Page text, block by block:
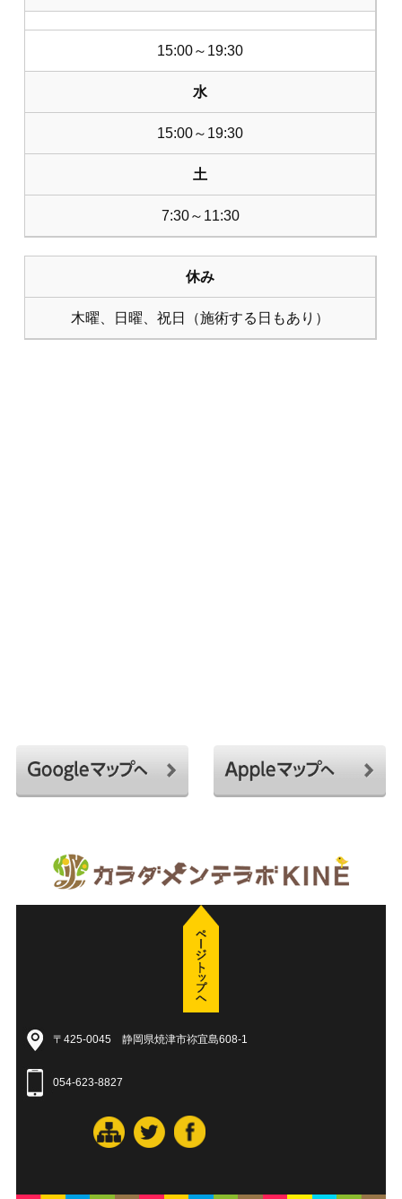
15:00～19:30
水
15:00～19:30
土
7:30～11:30
休み
木曜、日曜、祝日（施術する日もあり）
〒425-0045 静岡県焼津市祢宜島608-1
054-623-8827